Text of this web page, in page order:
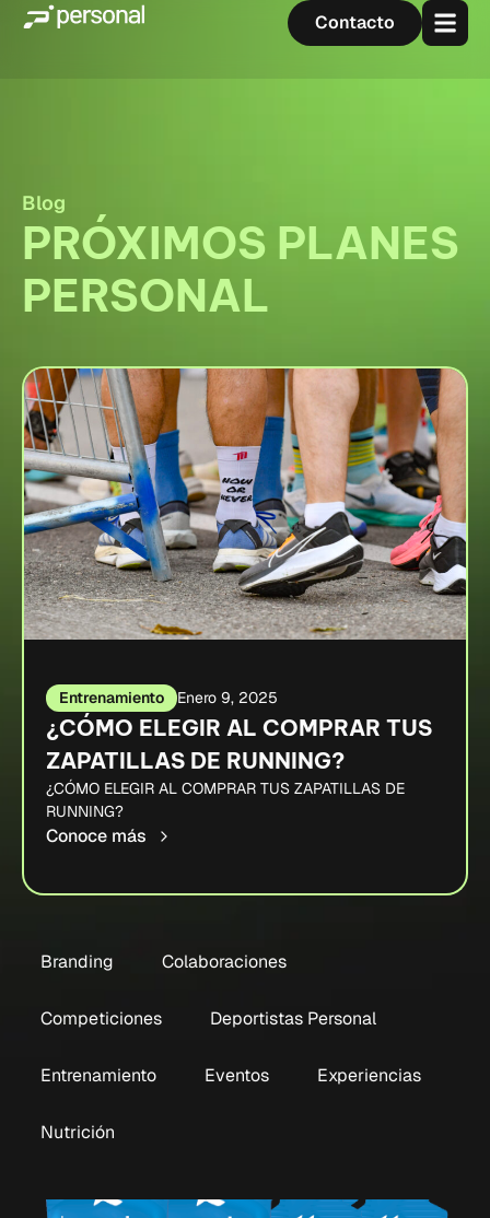
Contacto
Blog
PRÓXIMOS PLANES
PERSONAL
Entrenamiento Enero 9, 2025
¿CÓMO ELEGIR AL COMPRAR TUS
ZAPATILLAS DE RUNNING?
¿CÓMO ELEGIR AL COMPRAR TUS ZAPATILLAS DE
RUNNING?
Conoce más
Branding Colaboraciones
Competiciones Deportistas Personal
Entrenamiento Eventos Experiencias
Nutrición